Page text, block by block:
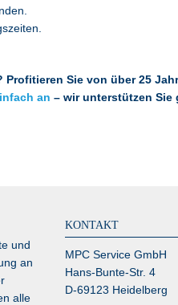
Sie von über 25
an – wir unterstützen Sie
und
an
alle
KONTAKT
MPC Service GmbH
Hans-Bunte-Str. 4
D-69123 Heidelberg